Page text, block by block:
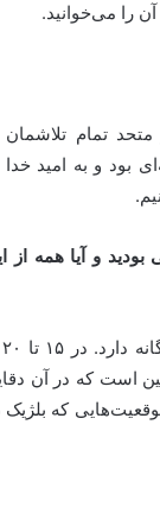
را می‌خوانید.
تمام تلاشمان
بود و به امید خدا
از نتیجه مساوی راضی بودید
است که در آن
موقعیت‌هایی که